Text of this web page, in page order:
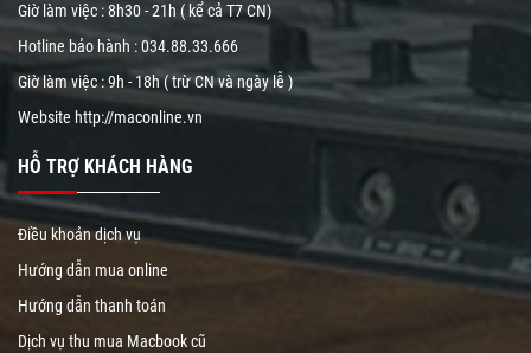
Giờ làm việc : 8h30 - 21h ( kể cả T7 CN)
Hotline bảo hành :034.88.33.666
Giờ làm việc : 9h - 18h ( trừ CN và ngày lễ )
Website http://maconline.vn
HỖ TRỢ KHÁCH HÀNG
Điều khoản dịch vụ
Hướng dẫn mua online
Hướng dẫn thanh toán
Dịch vụ thu mua Macbook cũ